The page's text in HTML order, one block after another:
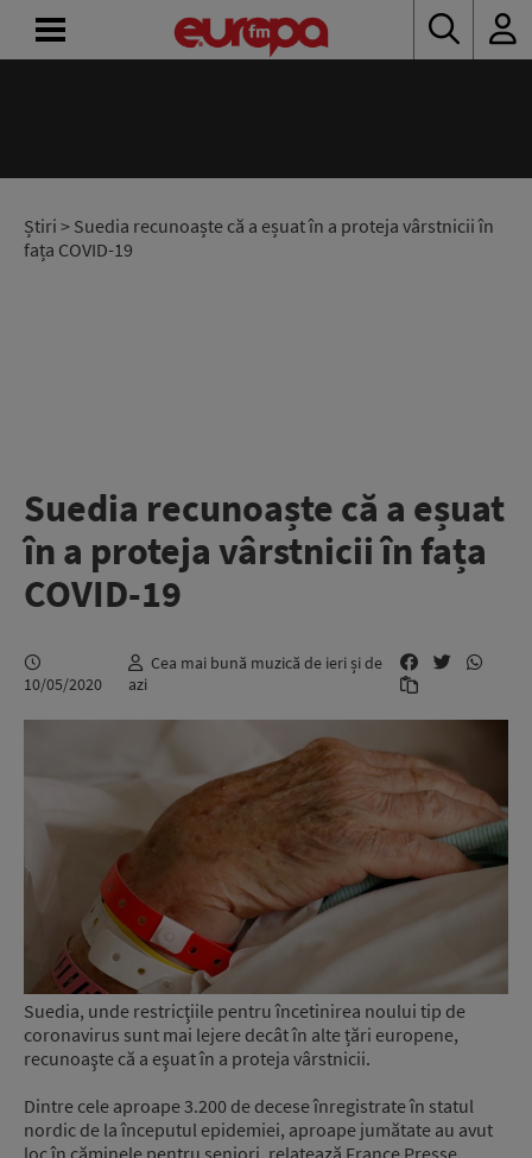
Știri > Suedia recunoaște că a eșuat în a proteja vârstnicii în
fața COVID-19
Suedia recunoaște că a eșuat
în a proteja vârstnicii în fața
COVID-19
10/05/2020
Cea mai bună muzică de ieri și de
azi
Suedia, unde restricţiile pentru încetinirea noului tip de
coronavirus sunt mai lejere decât în alte țări europene,
recunoaşte că a eşuat în a proteja vârstnicii.
Dintre cele aproape 3.200 de decese înregistrate în statul
nordic de la începutul epidemiei, aproape jumătate au avut
loc în căminele pentru seniori, relatează France Presse.
RADIO